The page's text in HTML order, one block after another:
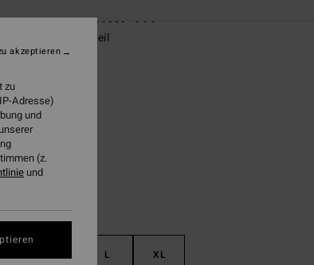
Bound Remi Tri
Bikinioberteil
Green
L XL
zu
Adresse)
und
(z.
und
akzeptieren